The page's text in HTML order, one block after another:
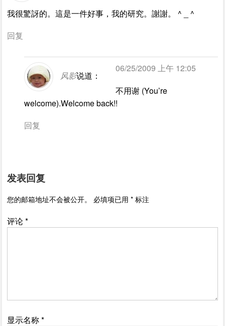
我很驚訝的。這是一件好事，我的研究。謝謝。 ^ _ ^
回复
风影说道：
06/25/2009 上午 12:05
不用谢 (You’re
welcome).Welcome back!!
回复
发表回复
您的邮箱地址不会被公开。 必填项已用* 标注
评论*
显示名称*